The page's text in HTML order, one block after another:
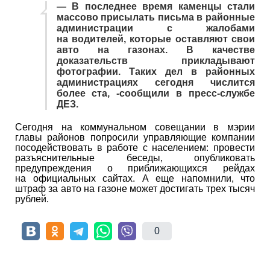
— В последнее время каменцы стали
массово присылать письма в районные
администрации с жалобами
на водителей, которые оставляют свои
авто на газонах. В качестве
доказательств прикладывают
фотографии. Таких дел в районных
администрациях сегодня числится
более ста, -сообщили в пресс-службе
ДЕЗ.
Сегодня на коммунальном совещании в мэрии
главы районов попросили управляющие компании
посодействовать в работе с населением: провести
разъяснительные беседы, опубликовать
предупреждения о приближающихся рейдах
на официальных сайтах. А еще напомнили, что
штраф за авто на газоне может достигать трех тысяч
рублей.
0